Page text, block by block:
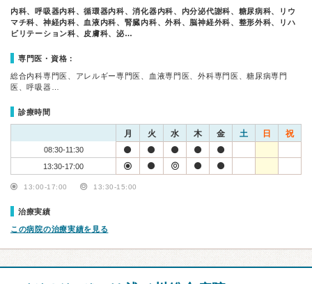
内科、呼吸器内科、循環器内科、消化器内科、内分泌代謝科、糖尿病科、リウ
マチ科、神経内科、血液内科、腎臓内科、外科、脳神経外科、整形外科、リハ
ビリテーション科、皮膚科、泌…
専門医・資格：
総合内科専門医、アレルギー専門医、血液専門医、外科専門医、糖尿病専門
医、呼吸器…
診療時間
月 火 水 木 金 土 日 祝
08:30-11:30
13:30-17:00
13:00-17:00 13:30-15:00
治療実績
この病院の治療実績を見る